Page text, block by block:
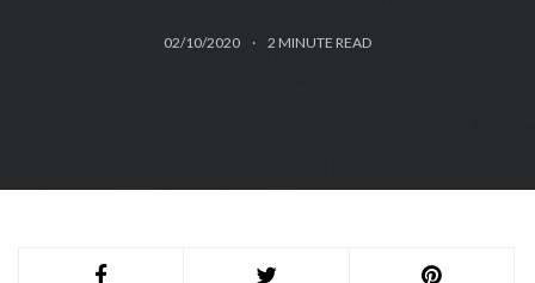
02/10/2020 2 MINUTE READ